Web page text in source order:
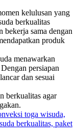
kelulusan yang
berkualitas
sama dengan
produk
menawarkan
persiapan
dan sesuai
berkualitas agar
toga wisuda,
berkualitas, paket